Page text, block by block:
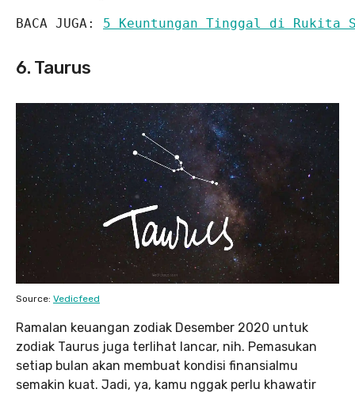
BACA JUGA: 5 Keuntungan Tinggal di Rukita
6. Taurus
Source: Vedicfeed
Ramalan keuangan zodiak Desember 2020 untuk
zodiak Taurus juga terlihat lancar, nih. Pemasukan
setiap bulan akan membuat kondisi finansialmu
semakin kuat. Jadi, ya, kamu nggak perlu khawatir